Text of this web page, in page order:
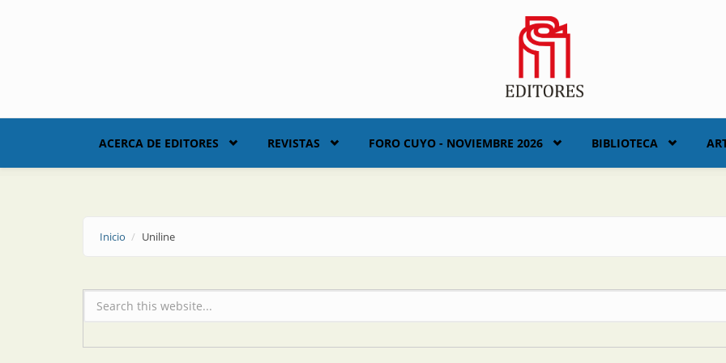
ACERCA DE EDITORES REVISTAS FORO CUYO - NOVIEMBRE 2026 BIBLIOTECA
Inicio Uniline
Formulario de búsqueda